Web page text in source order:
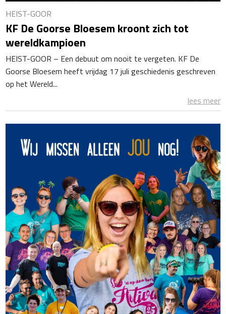
HEIST-GOOR
KF De Goorse Bloesem kroont zich tot
wereldkampioen
HEIST-GOOR – Een debuut om nooit te vergeten. KF De
Goorse Bloesem heeft vrijdag 17 juli geschiedenis geschreven
op het Wereld...
lees meer